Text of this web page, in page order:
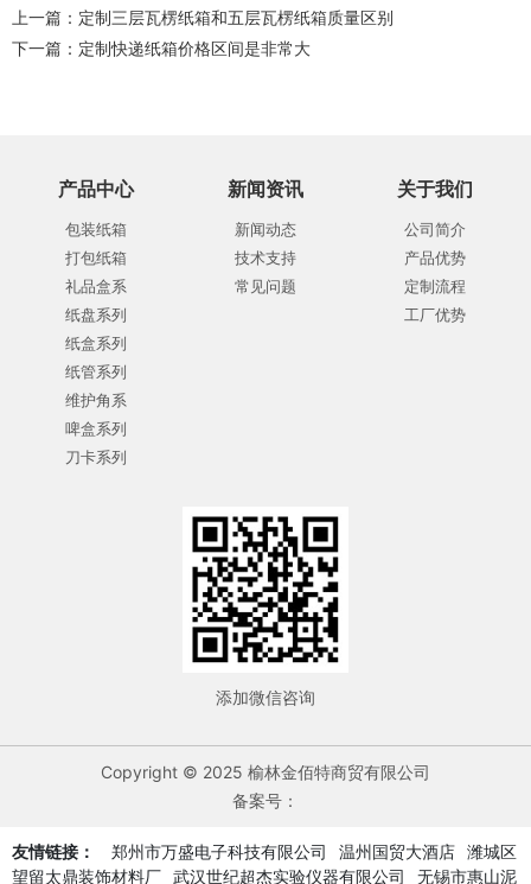
上一篇： 定制三层瓦楞纸箱和五层瓦楞纸箱质量区别
下一篇： 定制快递纸箱价格区间是非常大
产品中心
包装纸箱
打包纸箱
礼品盒系
纸盘系列
纸盒系列
纸管系列
维护角系
啤盒系列
刀卡系列
新闻资讯
新闻动态
技术支持
常见问题
关于我们
公司简介
产品优势
定制流程
工厂优势
添加微信咨询
Copyright © 2025 榆林金佰特商贸有限公司
备案号：
友情链接： 郑州市万盛电子科技有限公司 温州国贸大酒店 潍城区
望留太鼎装饰材料厂 武汉世纪超杰实验仪器有限公司 无锡市惠山泥